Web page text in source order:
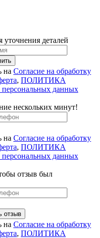
деталей
на Согласие на обработку
, ПОЛИТИКА
персональных данных
нескольких минут!
на Согласие на обработку
, ПОЛИТИКА
персональных данных
отзыв был
отзыв
на Согласие на обработку
, ПОЛИТИКА